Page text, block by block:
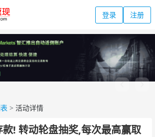
登录 注册
> 活动详情
! 转动轮盘抽奖,每次最高赢取